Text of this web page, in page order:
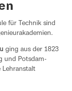
für Technik sind
ging aus der 1823
und Potsdam-
Lehranstalt